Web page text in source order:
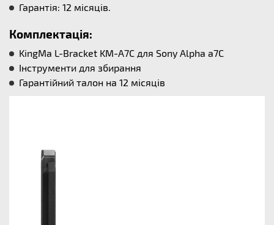
Гарантія: 12 місяців.
Комплектація:
KingMa L-Bracket KM-A7C для Sony Alpha a7C
Інструменти для збирання
Гарантійний талон на 12 місяців